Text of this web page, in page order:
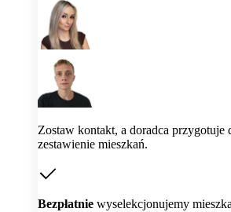
Zostaw kontakt, a doradca przygotuje
zestawienie mieszkań.
Bezpłatnie wyselekcjonujemy